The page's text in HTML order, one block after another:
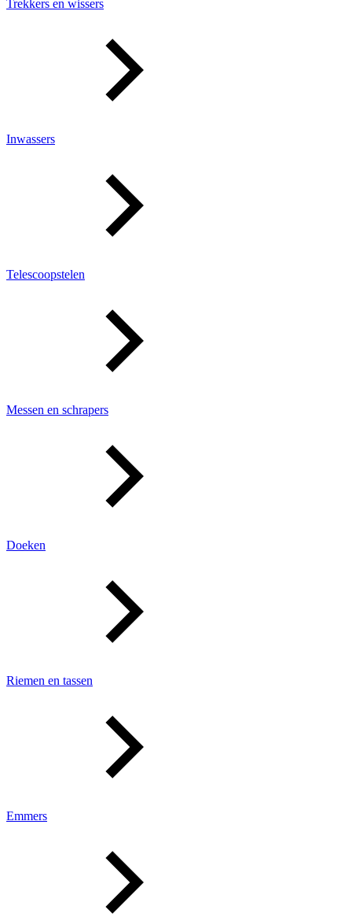
Trekkers en wissers
Inwassers
Telescoopstelen
Messen en schrapers
Doeken
Riemen en tassen
Emmers